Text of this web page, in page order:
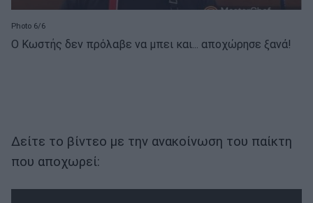
Photo 6/6
Ο Κωστής δεν πρόλαβε να μπει και... αποχώρησε ξανά!
Δείτε το βίντεο με την ανακοίνωση του παίκτη
που αποχωρεί: